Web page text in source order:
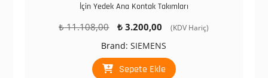
İçin Yedek Ana Kontak Takımları
₺11.108,00
Orijinal
₺ 11.108,00.
₺ 3.200,00
Şu
₺ 3.200,00.
(KDV Hariç)
Brand:SIEMENS
Sepete Ekle